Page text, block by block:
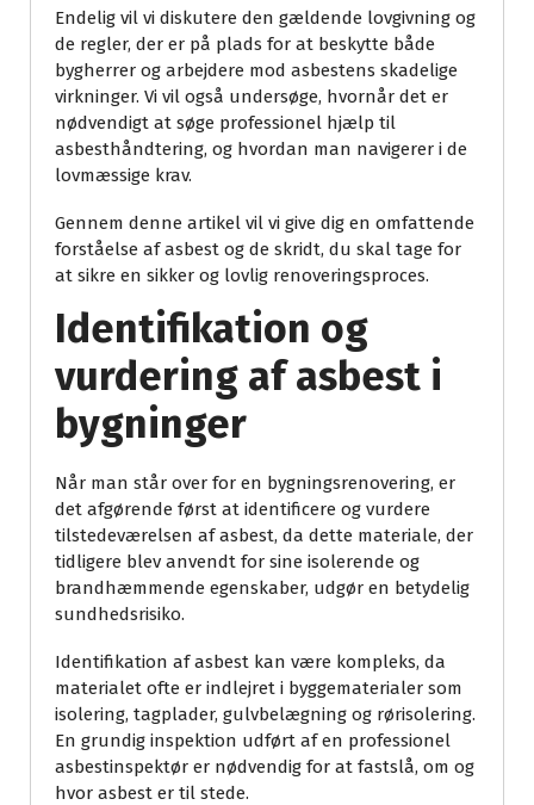
Endelig vil vi diskutere den gældende lovgivning og
de regler, der er på plads for at beskytte både
bygherrer og arbejdere mod asbestens skadelige
virkninger. Vi vil også undersøge, hvornår det er
nødvendigt at søge professionel hjælp til
asbesthåndtering, og hvordan man navigerer i de
lovmæssige krav.
Gennem denne artikel vil vi give dig en omfattende
forståelse af asbest og de skridt, du skal tage for
at sikre en sikker og lovlig renoveringsproces.
Identifikation og
vurdering af asbest i
bygninger
Når man står over for en bygningsrenovering, er
det afgørende først at identificere og vurdere
tilstedeværelsen af asbest, da dette materiale, der
tidligere blev anvendt for sine isolerende og
brandhæmmende egenskaber, udgør en betydelig
sundhedsrisiko.
Identifikation af asbest kan være kompleks, da
materialet ofte er indlejret i byggematerialer som
isolering, tagplader, gulvbelægning og rørisolering.
En grundig inspektion udført af en professionel
asbestinspektør er nødvendig for at fastslå, om og
hvor asbest er til stede.